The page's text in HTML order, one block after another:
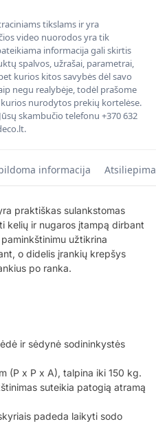
tikslams ir yra
video nuorodos yra tik
informacija gali skirtis
spalvos, užrašai, parametrai,
kurios kitos savybės dėl savo
negu realybėje, todėl prašome
nurodytos prekių kortelėse.
skambučio telefonu +370 632
informacija
praktiškas sulankstomas
kelių ir nugaros įtampą dirbant
užtikrina
o didelis įrankių krepšys
po ranka.
ir sėdynė sodininkystės
(P x P x A), talpina iki 150 kg.
suteikia patogią atramą
padeda laikyti sodo